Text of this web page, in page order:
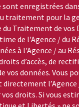
enregistrées
traitement pour la
Traitement de vos
de l'Agence / du
à l'Agence / au
d’accès, de
données. Vous
l’Agence
droits. Si vous